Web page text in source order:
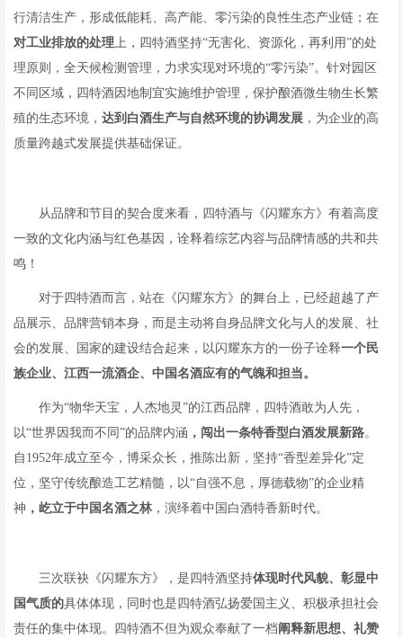
行清洁生产，形成低能耗、高产能、零污染的良性生态产业链；在
对工业排放的处理上，四特酒坚持“无害化、资源化，再利用”的处
理原则，全天候检测管理，力求实现对环境的“零污染”。针对园区
不同区域，四特酒因地制宜实施维护管理，保护酿酒微生物生长繁
殖的生态环境，达到白酒生产与自然环境的协调发展 ，为企业的高
质量跨越式发展提供基础保证。
从品牌和节目的契合度来看，四特酒与《闪耀东方》有着高度
一致的文化内涵与红色基因，诠释着综艺内容与品牌情感的共和共
鸣！
对于四特酒而言，站在《闪耀东方》的舞台上，已经超越了产
品展示、品牌营销本身，而是主动将自身品牌文化与人的发展、社
会的发展、国家的建设结合起来，以闪耀东方的一份子诠释一个民
族企业、江西一流酒企、中国名酒应有的气魄和担当。
作为“物华天宝，人杰地灵”的江西品牌，四特酒敢为人先，
以“世界因我而不同”的品牌内涵 ， 闯出一条特香型白酒发展新路。
自1952年成立至今，博采众长，推陈出新，坚持“香型差异化”定
位，坚守传统酿造工艺精髓，以“自强不息，厚德载物”的企业精
神 ，屹立于中国名酒之林，演绎着中国白酒特香新时代。
三次联袂《闪耀东方》，是四特酒坚持体现时代风貌、彰显中
国气质的具体体现，同时也是四特酒弘扬爱国主义、积极承担社会
责任的集中体现。四特酒不但为观众奉献了一档 阐释新思想、礼赞